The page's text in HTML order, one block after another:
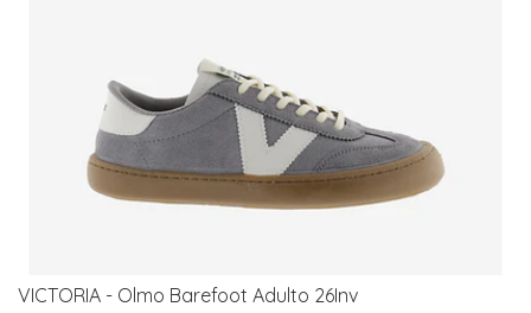
VICTORIA - Olmo Barefoot Adulto 26Inv